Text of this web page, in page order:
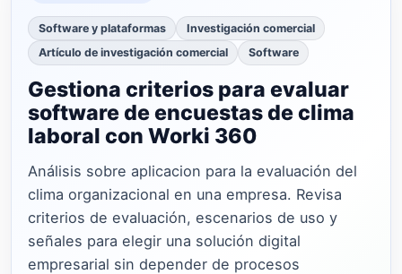
Software y plataformas
Investigación comercial
Artículo de investigación comercial
Software
Gestiona criterios para evaluar
software de encuestas de clima
laboral con Worki 360
Análisis sobre aplicacion para la evaluación del
clima organizacional en una empresa. Revisa
criterios de evaluación, escenarios de uso y
señales para elegir una solución digital
empresarial sin depender de procesos